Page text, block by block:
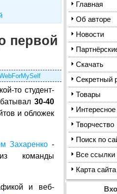
первой
то студент-
30-40
и обложек
Захаренко-
команды
и веб-
Главная
Об авторе
Новости
Скачать
Секретный
Товары
Интересное
Творчество
Поиск по
Все ссылки
Карта сайта